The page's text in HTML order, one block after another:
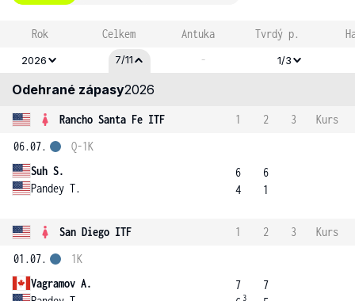
Rok Celkem Antuka Tvrdý p.
2026 7/11 - 1/3
Odehrané zápasy2026
Rancho Santa Fe ITF 1 2 3
Kurs
06.07.
Suh S.
Pandey T.
Q-1K
6
4
6
1
San Diego ITF 1 2 3
Kurs
01.07.
Vagramov A.
1K
7
3
7